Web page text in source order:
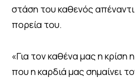
στάση του καθενός απέναντι
πορεία του.
«Για τον καθένα μας η κρίση
που η καρδιά μας σημαίνει